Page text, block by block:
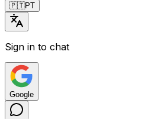
🇵🇹PT
Sign in to chat
Google